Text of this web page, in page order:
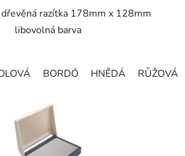
hvězdiček.
razítka 178mm x 128mm
libovolná barva
BORDÓ HNĚDÁ RŮŽOVÁ